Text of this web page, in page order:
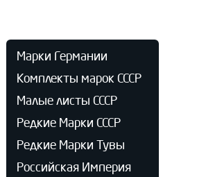
Марки Германии
Комплекты марок СССР
Малые листы СССР
Редкие Марки СССР
Редкие Марки Тувы
Российская Империя